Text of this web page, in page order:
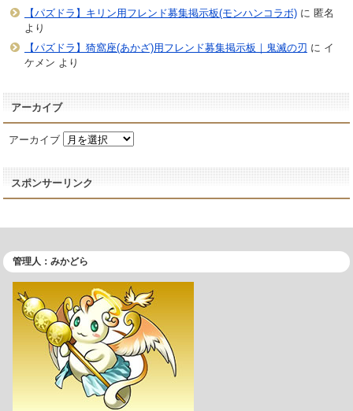
【パズドラ】キリン用フレンド募集掲示板(モンハンコラボ)に 匿名
より
【パズドラ】猗窩座(あかざ)用フレンド募集掲示板｜鬼滅の刃 に イ
ケメン より
アーカイブ
アーカイブ
スポンサーリンク
管理人：みかどら